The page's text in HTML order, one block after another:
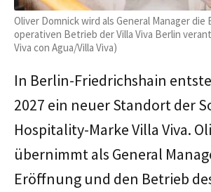
Oliver Domnick wird als General Manager
operativen Betrieb der Villa Viva Berlin
Viva con Agua/Villa Viva)
In Berlin-Friedrichshain
2027 ein neuer Standort der
Hospitality-Marke Villa Viva.
übernimmt als General
Eröffnung und den Betrieb